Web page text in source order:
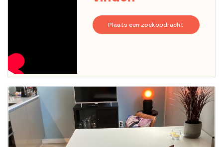
Plaats een zoekopdracht
Deze woning
waarschijnlijk
al verhuurd
Om kans te
maken moet je
binnen 15